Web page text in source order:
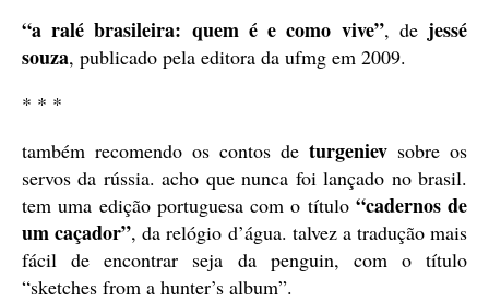
“a ralé brasileira: quem é e como vive”, de jessé
souza, publicado pela editora da ufmg em 2009.
* * *
também recomendo os contos de turgeniev sobre os
servos da rússia. acho que nunca foi lançado no brasil.
tem uma edição portuguesa com o título “cadernos de
um caçador”, da relógio d’água. talvez a tradução mais
fácil de encontrar seja da penguin, com o título
“sketches from a hunter’s album”.